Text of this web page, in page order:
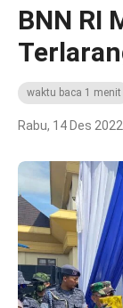
BNN RI
waktu baca 1 menit
Rabu, 14 Des